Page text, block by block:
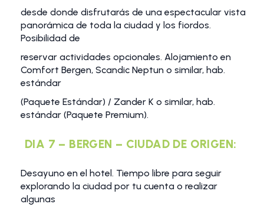
desde donde disfrutarás de una espectacular vista
panorámica de toda la ciudad y los fiordos.
Posibilidad de
reservar actividades opcionales. Alojamiento en
Comfort Bergen, Scandic Neptun o similar, hab.
estándar
(Paquete Estándar) / Zander K o similar, hab.
estándar (Paquete Premium).
DIA 7 – BERGEN – CIUDAD DE ORIGEN:
Desayuno en el hotel. Tiempo libre para seguir
explorando la ciudad por tu cuenta o realizar
algunas